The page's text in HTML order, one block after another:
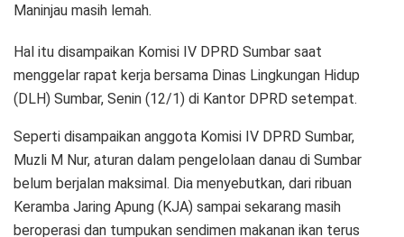
Maninjau masih lemah.
Hal itu disampaikan Komisi IV DPRD Sumbar saat
menggelar rapat kerja bersama Dinas Lingkungan Hidup
(DLH) Sumbar, Senin (12/1) di Kantor DPRD setempat.
Seperti disampaikan anggota Komisi IV DPRD Sumbar,
Muzli M Nur, aturan dalam pengelolaan danau di Sumbar
belum berjalan maksimal. Dia menyebutkan, dari ribuan
Keramba Jaring Apung (KJA) sampai sekarang masih
beroperasi dan tumpukan sendimen makanan ikan terus